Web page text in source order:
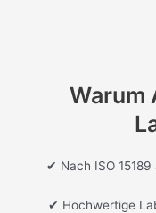
Warum
✔ Nach ISO
✔ Hochwertige